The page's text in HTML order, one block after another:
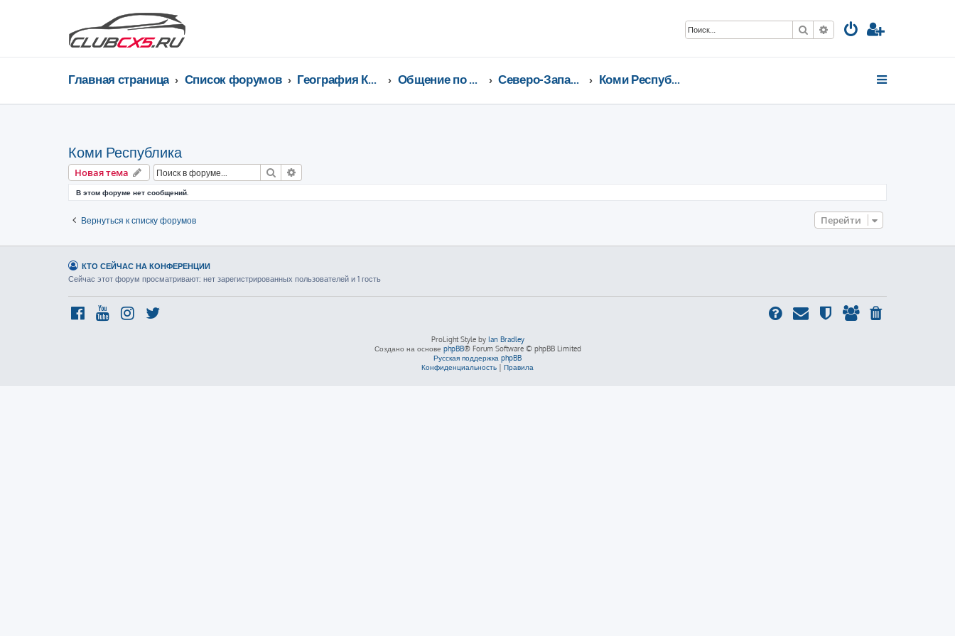
Поиск Расширенный поиск
Главная страница Список форумов География Клуба CX-5 CLUB Общение по регионам Северо-Западный федеральный округ Коми Республика
Коми Республика
Новая тема Поиск
В этом форуме нет сообщений.
Вернуться к списку форумов Перейти
КТО СЕЙЧАС НА КОНФЕРЕНЦИИ
Сейчас этот форум просматривают: нет зарегистрированных пользователей и 1 гость
ProLight Style by Ian Bradley
Создано на основе phpBB® Forum Software © phpBB Limited
Русская поддержка phpBB
Конфиденциальность | Правила